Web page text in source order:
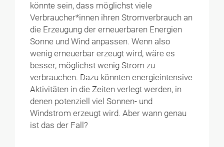
könnte sein, dass möglichst viele
Verbraucher*innen ihren Stromverbrauch an
die Erzeugung der erneuerbaren Energien
Sonne und Wind anpassen. Wenn also
wenig erneuerbar erzeugt wird, wäre es
besser, möglichst wenig Strom zu
verbrauchen. Dazu könnten energieintensive
Aktivitäten in die Zeiten verlegt werden, in
denen potenziell viel Sonnen- und
Windstrom erzeugt wird. Aber wann genau
ist das der Fall?